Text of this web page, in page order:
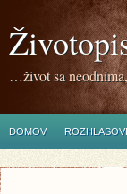
…život sa
DOMOV